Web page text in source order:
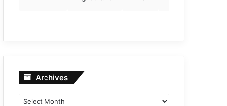
Archives Archives